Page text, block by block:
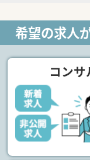
希望の求人
コン